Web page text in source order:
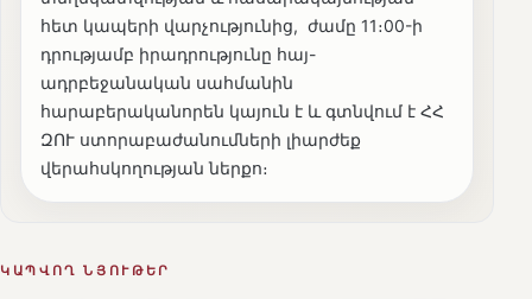
հետ կապերի վարչությունից, ժամը 11։00-ի
դրությամբ իրադրությունը հայ-
ադրբեջանական սահմանին
հարաբերականորեն կայուն է և գտնվում է ՀՀ
ԶՈՒ ստորաբաժանումների լիարժեք
վերահսկողության ներքո։
ԿԱՊՎՈՂ ՆՅՈՒԹԵՐ